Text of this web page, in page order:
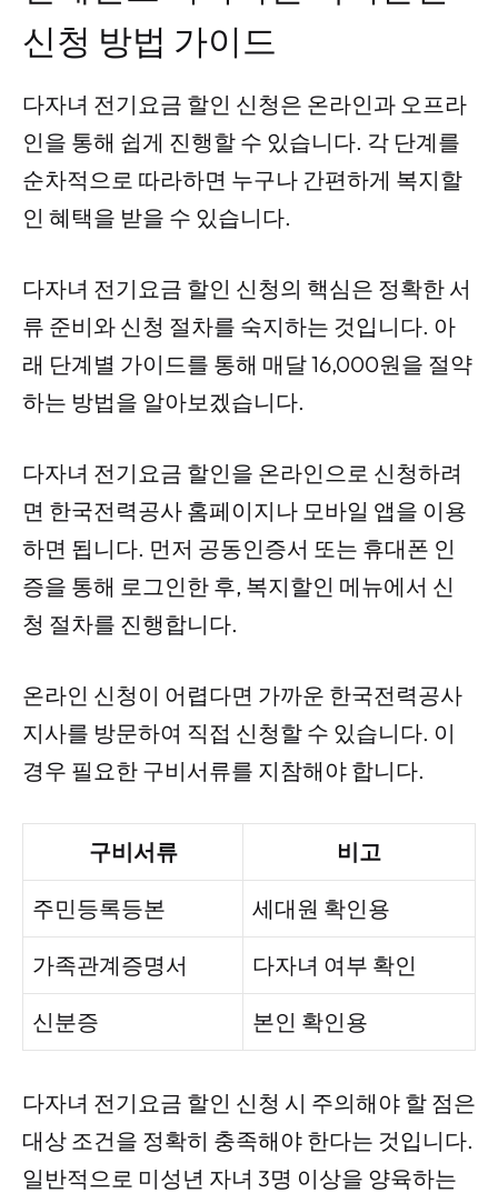
신청 방법 가이드
다자녀 전기요금 할인 신청은 온라인과 오프라
인을 통해 쉽게 진행할 수 있습니다. 각 단계를
순차적으로 따라하면 누구나 간편하게 복지할
인 혜택을 받을 수 있습니다.
다자녀 전기요금 할인 신청의 핵심은 정확한 서
류 준비와 신청 절차를 숙지하는 것입니다. 아
래 단계별 가이드를 통해 매달 16,000원을 절약
하는 방법을 알아보겠습니다.
다자녀 전기요금 할인을 온라인으로 신청하려
면 한국전력공사 홈페이지나 모바일 앱을 이용
하면 됩니다. 먼저 공동인증서 또는 휴대폰 인
증을 통해 로그인한 후, 복지할인 메뉴에서 신
청 절차를 진행합니다.
온라인 신청이 어렵다면 가까운 한국전력공사
지사를 방문하여 직접 신청할 수 있습니다. 이
경우 필요한 구비서류를 지참해야 합니다.
구비서류 비고
주민등록등본 세대원 확인용
가족관계증명서 다자녀 여부 확인
신분증 본인 확인용
다자녀 전기요금 할인 신청 시 주의해야 할 점은
대상 조건을 정확히 충족해야 한다는 것입니다.
일반적으로 미성년 자녀 3명 이상을 양육하는